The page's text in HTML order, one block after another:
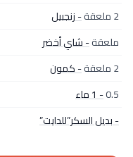
2 ملعقة
- زنجبيل
ملعقة- شاي أخضر
2 ملعقة
- كمون
0.5- 1 ماء
- بديل السكر”للدايت”